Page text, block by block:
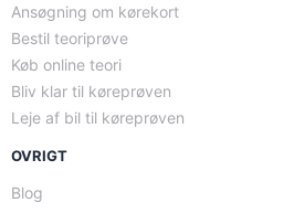
Ansøgning om kørekort
Bestil teoriprøve
Køb online teori
Bliv klar til køreprøven
Leje af bil til køreprøven
OVRIGT
Blog